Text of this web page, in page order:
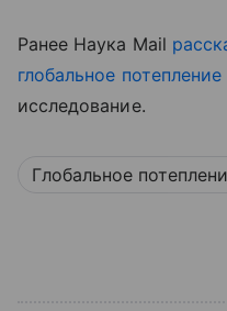
Ранее Наука Mail
глобальное потепление
исследование.
Глобальное